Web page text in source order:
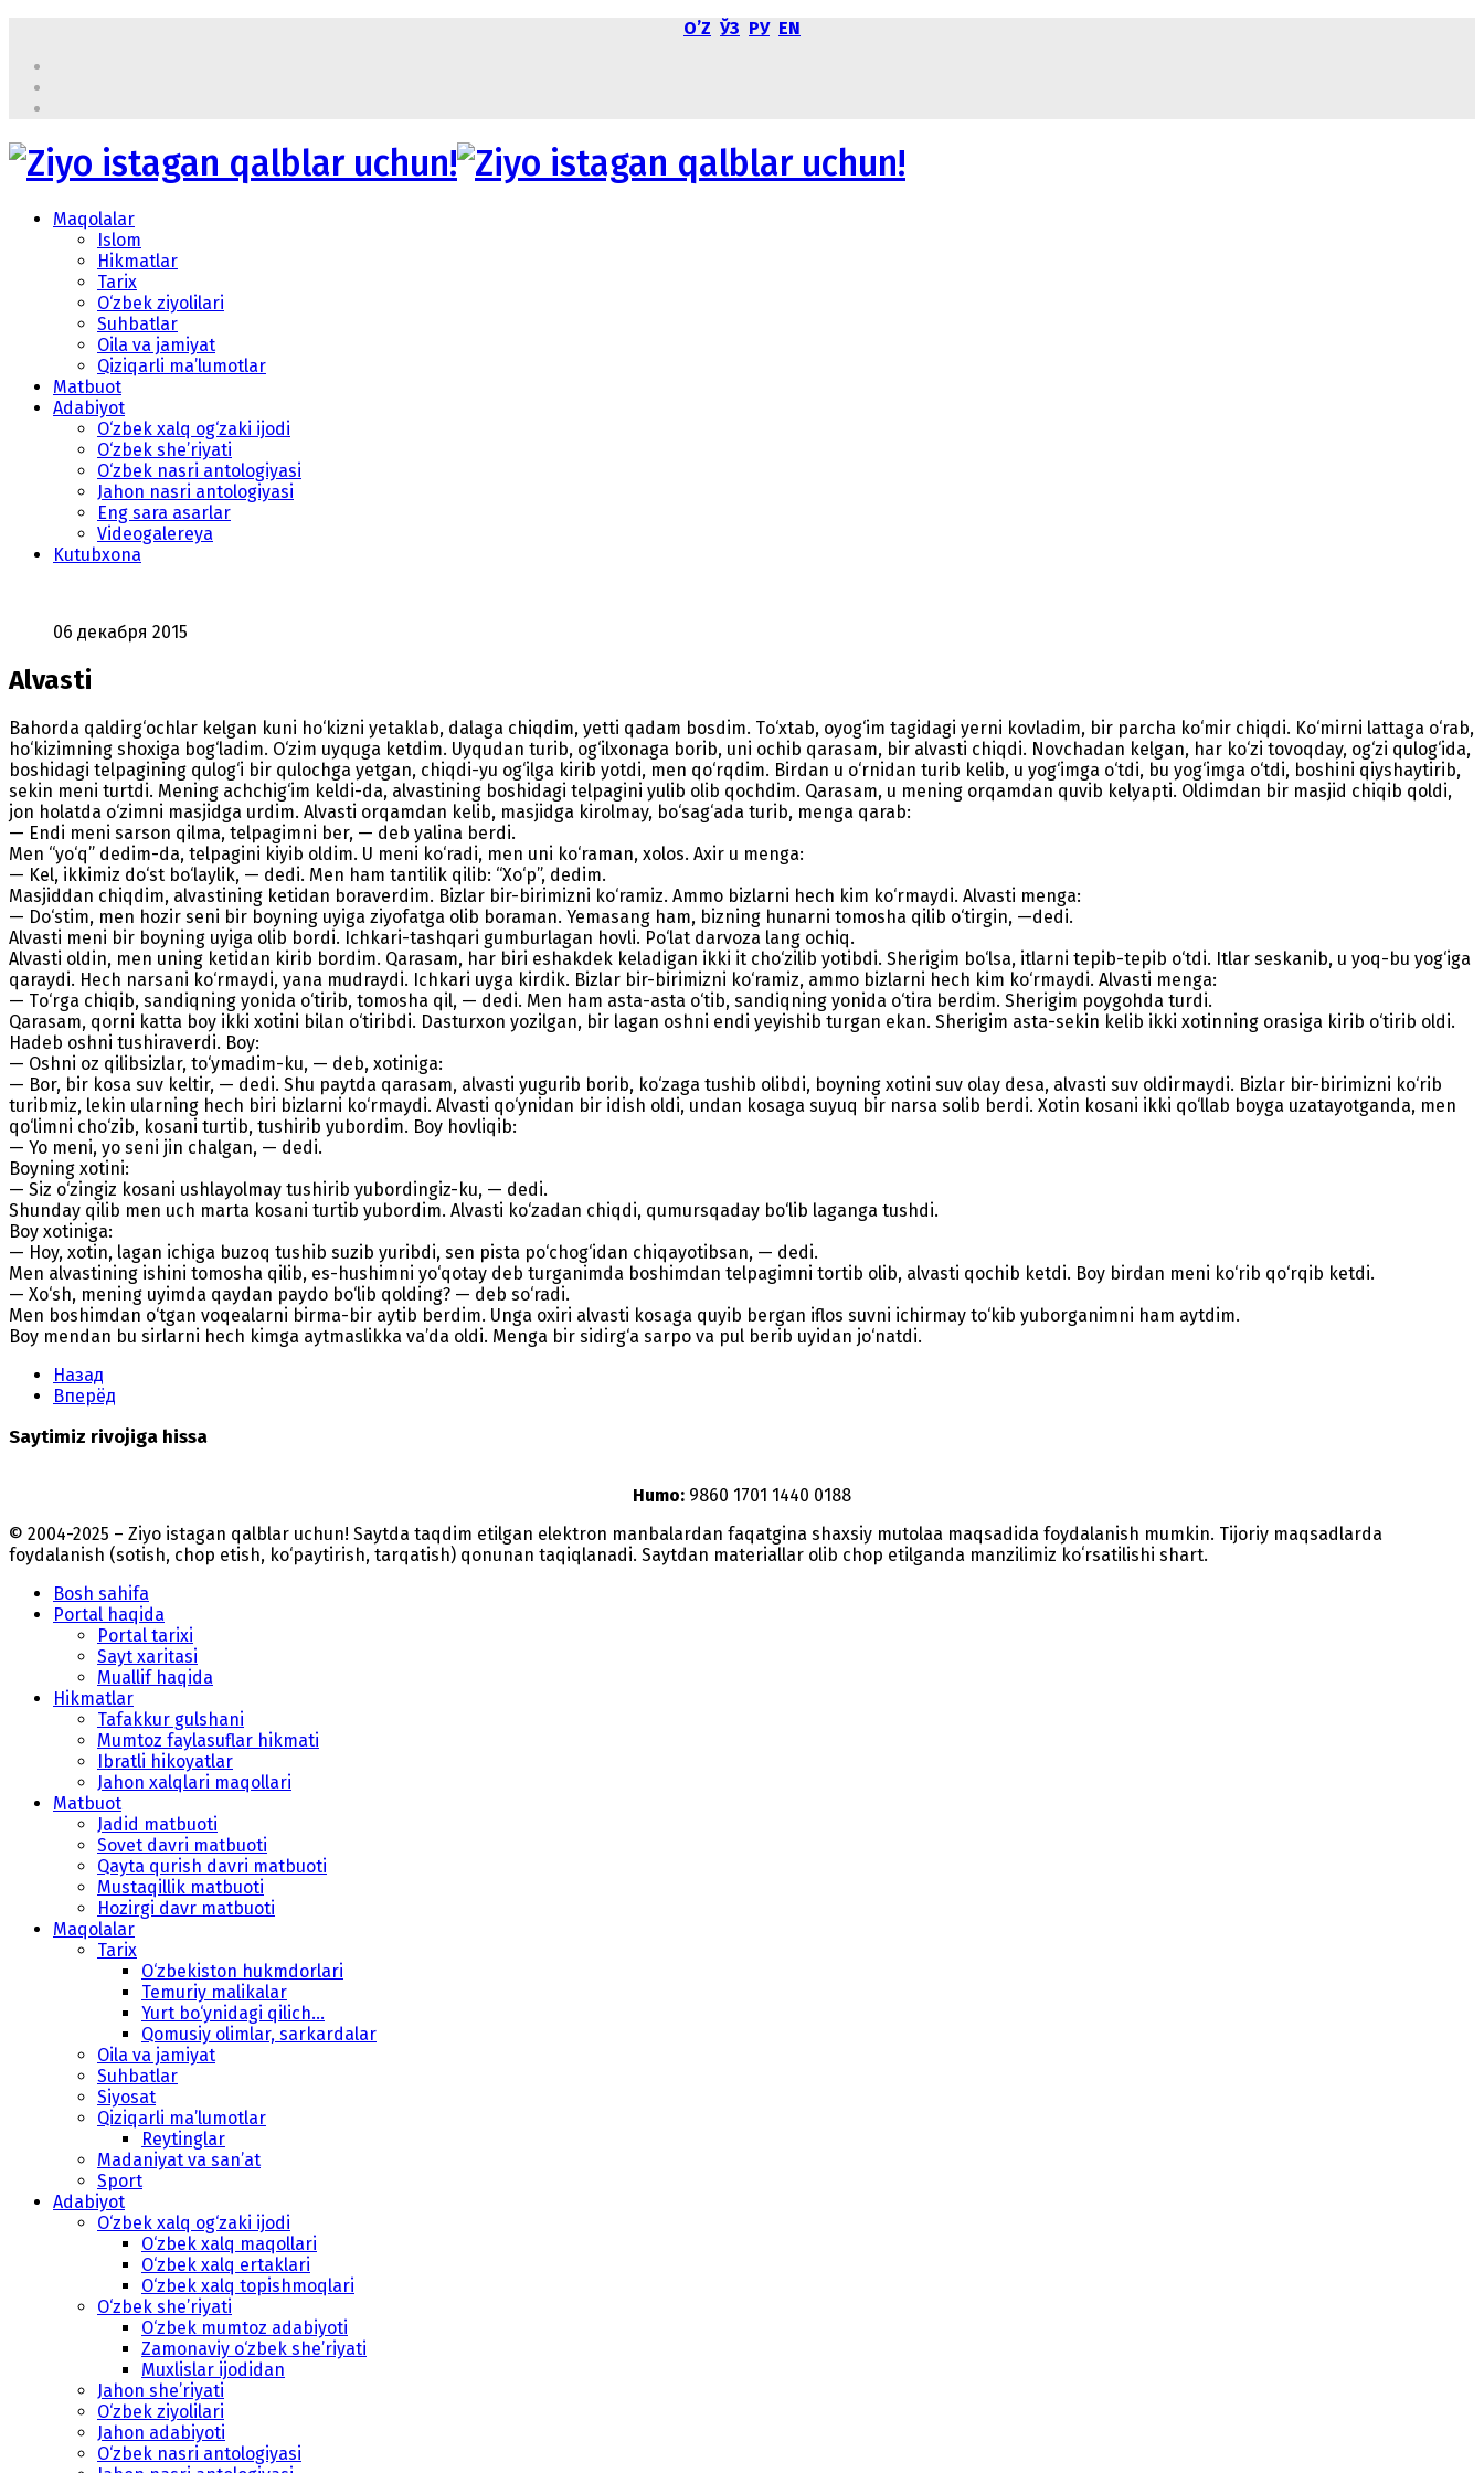
OʼZ ЎЗ РУ EN
Maqolalar
Islom
Hikmatlar
Tarix
O‘zbek ziyolilari
Suhbatlar
Oila va jamiyat
Qiziqarli ma’lumotlar
Matbuot
Adabiyot
O‘zbek xalq og‘zaki ijodi
O‘zbek she’riyati
O‘zbek nasri antologiyasi
Jahon nasri antologiyasi
Eng sara asarlar
Videogalereya
Kutubxona
06 декабря 2015
Alvasti
Bahorda qaldirg‘ochlar kelgan kuni ho‘kizni yetaklab, dalaga chiqdim, yetti qadam bosdim. Тo‘xtab, oyog‘im tagidagi yerni kovladim, bir parcha ko‘mir chiqdi. Ko‘mirni lattaga o‘rab,
ho‘kizimning shoxiga bog‘ladim. O‘zim uyquga ketdim. Uyqudan turib, og‘ilxonaga borib, uni ochib qarasam, bir alvasti chiqdi. Novchadan kelgan, har ko‘zi tovoqday, og‘zi qulog‘ida,
boshidagi telpagining qulog‘i bir qulochga yetgan, chiqdi-yu og‘ilga kirib yotdi, men qo‘rqdim. Birdan u o‘rnidan turib kelib, u yog‘imga o‘tdi, bu yog‘imga o‘tdi, boshini qiyshaytirib,
sekin meni turtdi. Mening achchig‘im keldi-da, alvastining boshidagi telpagini yulib olib qochdim. Qarasam, u mening orqamdan quvib kelyapti. Oldimdan bir masjid chiqib qoldi,
jon holatda o‘zimni masjidga urdim. Alvasti orqamdan kelib, masjidga kirolmay, bo‘sag‘ada turib, menga qarab:
— Endi meni sarson qilma, telpagimni ber, — deb yalina berdi.
Men “yo‘q” dedim-da, telpagini kiyib oldim. U meni ko‘radi, men uni ko‘raman, xolos. Axir u menga:
— Kel, ikkimiz do‘st bo‘laylik, — dedi. Men ham tantilik qilib: “Xo‘p”, dedim.
Masjiddan chiqdim, alvastining ketidan boraverdim. Bizlar bir-birimizni ko‘ramiz. Ammo bizlarni hech kim ko‘rmaydi. Alvasti menga:
— Do‘stim, men hozir seni bir boyning uyiga ziyofatga olib boraman. Yemasang ham, bizning hunarni tomosha qilib o‘tirgin, —dedi.
Alvasti meni bir boyning uyiga olib bordi. Ichkari-tashqari gumburlagan hovli. Po‘lat darvoza lang ochiq.
Alvasti oldin, men uning ketidan kirib bordim. Qarasam, har biri eshakdek keladigan ikki it cho‘zilib yotibdi. Sherigim bo‘lsa, itlarni tepib-tepib o‘tdi. Itlar seskanib, u yoq-bu yog‘iga
qaraydi. Hech narsani ko‘rmaydi, yana mudraydi. Ichkari uyga kirdik. Bizlar bir-birimizni ko‘ramiz, ammo bizlarni hech kim ko‘rmaydi. Alvasti menga:
— Тo‘rga chiqib, sandiqning yonida o‘tirib, tomosha qil, — dedi. Men ham asta-asta o‘tib, sandiqning yonida o‘tira berdim. Sherigim poygohda turdi.
Qarasam, qorni katta boy ikki xotini bilan o‘tiribdi. Dasturxon yozilgan, bir lagan oshni endi yeyishib turgan ekan. Sherigim asta-sekin kelib ikki xotinning orasiga kirib o‘tirib oldi.
Hadeb oshni tushiraverdi. Boy:
— Oshni oz qilibsizlar, to‘ymadim-ku, — deb, xotiniga:
— Bor, bir kosa suv keltir, — dedi. Shu paytda qarasam, alvasti yugurib borib, ko‘zaga tushib olibdi, boyning xotini suv olay desa, alvasti suv oldirmaydi. Bizlar bir-birimizni ko‘rib
turibmiz, lekin ularning hech biri bizlarni ko‘rmaydi. Alvasti qo‘ynidan bir idish oldi, undan kosaga suyuq bir narsa solib berdi. Xotin kosani ikki qo‘llab boyga uzatayotganda, men
qo‘limni cho‘zib, kosani turtib, tushirib yubordim. Boy hovliqib:
— Yo meni, yo seni jin chalgan, — dedi.
Boyning xotini:
— Siz o‘zingiz kosani ushlayolmay tushirib yubordingiz-ku, — dedi.
Shunday qilib men uch marta kosani turtib yubordim. Alvasti ko‘zadan chiqdi, qumursqaday bo‘lib laganga tushdi.
Boy xotiniga:
— Hoy, xotin, lagan ichiga buzoq tushib suzib yuribdi, sen pista po‘chog‘idan chiqayotibsan, — dedi.
Men alvastining ishini tomosha qilib, es-hushimni yo‘qotay deb turganimda boshimdan telpagimni tortib olib, alvasti qochib ketdi. Boy birdan meni ko‘rib qo‘rqib ketdi.
— Xo‘sh, mening uyimda qaydan paydo bo‘lib qolding? — deb so‘radi.
Men boshimdan o‘tgan voqealarni birma-bir aytib berdim. Unga oxiri alvasti kosaga quyib bergan iflos suvni ichirmay to‘kib yuborganimni ham aytdim.
Boy mendan bu sirlarni hech kimga aytmaslikka va’da oldi. Menga bir sidirg‘a sarpo va pul berib uyidan jo‘natdi.
Назад
Вперёд
Saytimiz rivojiga hissa
Humo: 9860 1701 1440 0188
© 2004-2025 – Ziyo istagan qalblar uchun! Saytda taqdim etilgan elektron manbalardan faqatgina shaxsiy mutolaa maqsadida foydalanish mumkin. Tijoriy maqsadlarda
foydalanish (sotish, chop etish, ko‘paytirish, tarqatish) qonunan taqiqlanadi. Saytdan materiallar olib chop etilganda manzilimiz koʻrsatilishi shart.
Bosh sahifa
Portal haqida
Portal tarixi
Sayt xaritasi
Muallif haqida
Hikmatlar
Tafakkur gulshani
Mumtoz faylasuflar hikmati
Ibratli hikoyatlar
Jahon xalqlari maqollari
Matbuot
Jadid matbuoti
Sovet davri matbuoti
Qayta qurish davri matbuoti
Mustaqillik matbuoti
Hozirgi davr matbuoti
Maqolalar
Tarix
O‘zbekiston hukmdorlari
Temuriy malikalar
Yurt bo‘ynidagi qilich...
Qomusiy olimlar, sarkardalar
Oila va jamiyat
Suhbatlar
Siyosat
Qiziqarli ma’lumotlar
Reytinglar
Madaniyat va san’at
Sport
Adabiyot
O‘zbek xalq og‘zaki ijodi
O‘zbek xalq maqollari
O‘zbek xalq ertaklari
O‘zbek xalq topishmoqlari
O‘zbek she’riyati
O‘zbek mumtoz adabiyoti
Zamonaviy o‘zbek she’riyati
Muxlislar ijodidan
Jahon she’riyati
O‘zbek ziyolilari
Jahon adabiyoti
O‘zbek nasri antologiyasi